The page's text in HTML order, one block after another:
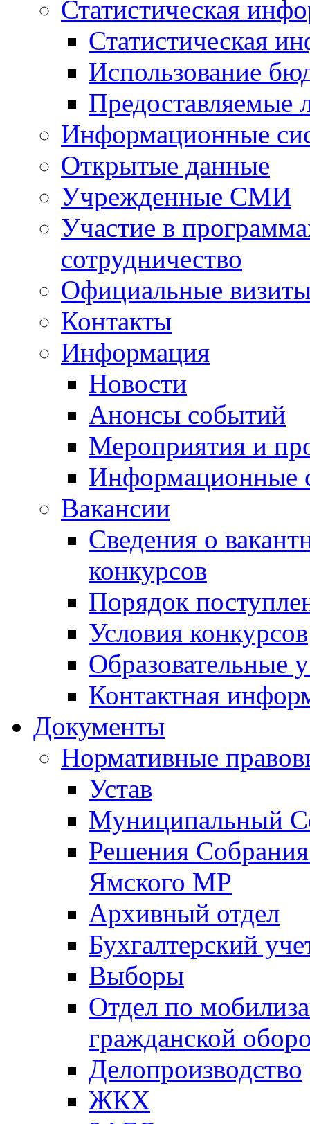
Статистическая
Статистическая
Использование
Предоставляемые
Информационные
Открытые данные
Учрежденные СМИ
Участие в
сотрудничество
Официальные
Контакты
Информация
Новости
Анонсы событий
Мероприятия и
Информационные
Вакансии
Сведения о
конкурсов
Порядок
Условия конкурсов
Образовательные
Контактная
Документы
Нормативные
Устав
Муниципальный
Решения
Ямского МР
Архивный отдел
Бухгалтерский
Выборы
Отдел по
гражданской
Делопроизводство
ЖКХ